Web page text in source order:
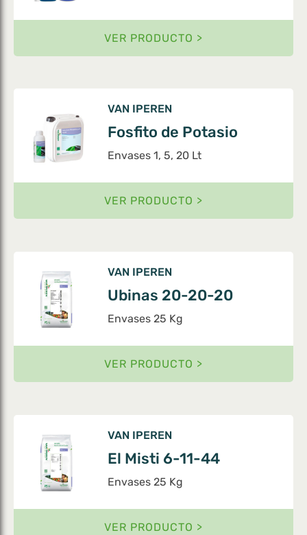
VER PRODUCTO >
VAN IPEREN
Fosfito de Potasio
Envases 1, 5, 20 Lt
VER PRODUCTO >
VAN IPEREN
Ubinas 20-20-20
Envases 25 Kg
VER PRODUCTO >
VAN IPEREN
El Misti 6-11-44
Envases 25 Kg
VER PRODUCTO >